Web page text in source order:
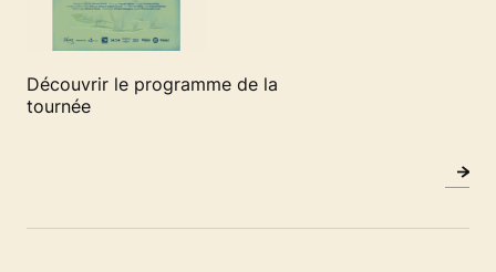
Découvrir le programme de la
tournée